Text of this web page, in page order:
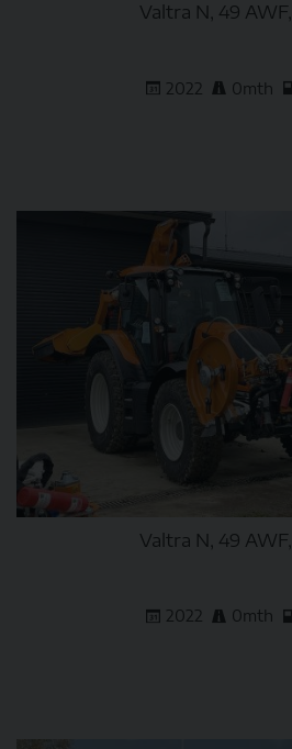
Valtra N, 49
2022 0mth
Valtra N, 49
2022 0mth